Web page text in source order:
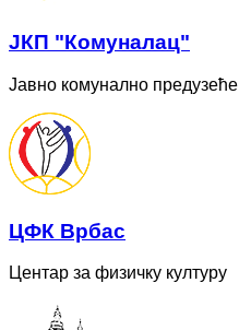
ЈКП "Комуналац"
Јавно комунално предузеће
ЦФК Врбас
Центар за физичку културу